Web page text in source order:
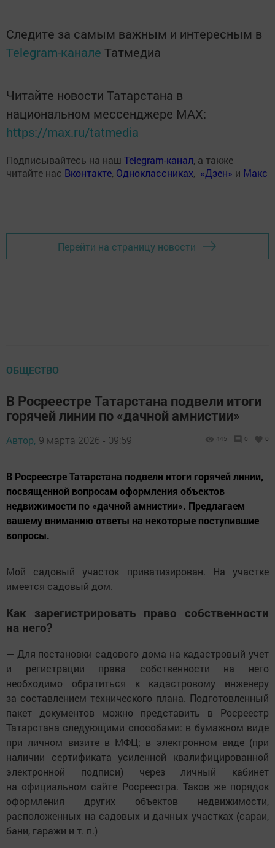
Следите за самым важным и интересным в
Telegram-канале Татмедиа
Читайте новости Татарстана в
национальном мессенджере MАХ:
https://max.ru/tatmedia
Подписывайтесь на наш Telegram-канал, а также
читайте нас Вконтакте, Одноклассниках, «Дзен» и Макс
Перейти на страницу новости
ОБЩЕСТВО
В Росреестре Татарстана подвели итоги
горячей линии по «дачной амнистии»
Автор, 9 марта 2026 - 09:59 445 0 0
В Росреестре Татарстана подвели итоги горячей линии,
посвященной вопросам оформления объектов
недвижимости по «дачной амнистии». Предлагаем
вашему вниманию ответы на некоторые поступившие
вопросы.
Мой садовый участок приватизирован. На участке
имеется садовый дом.
Как зарегистрировать право собственности
на него?
— Для постановки садового дома на кадастровый учет
и регистрации права собственности на него
необходимо обратиться к кадастровому инженеру
за составлением технического плана. Подготовленный
пакет документов можно представить в Росреестр
Татарстана следующими способами: в бумажном виде
при личном визите в МФЦ; в электронном виде (при
наличии сертификата усиленной квалифицированной
электронной подписи) через личный кабинет
на официальном сайте Росреестра. Таков же порядок
оформления других объектов недвижимости,
расположенных на садовых и дачных участках (сараи,
бани, гаражи и т. п.)